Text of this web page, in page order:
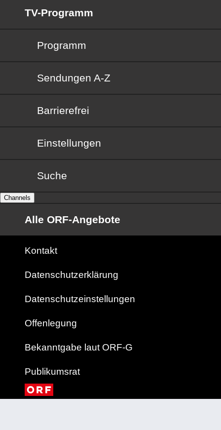
TV-Programm
Programm
Sendungen von A bis Z
Sendungen A-Z
Barrierefrei
Barrierefrei
Einstellungen
Suche
Channels
Alle ORF-Angebote
Kontakt
Datenschutzerklärung
Datenschutzeinstellungen
Offenlegung
Bekanntgabe laut ORF-G
Publikumsrat